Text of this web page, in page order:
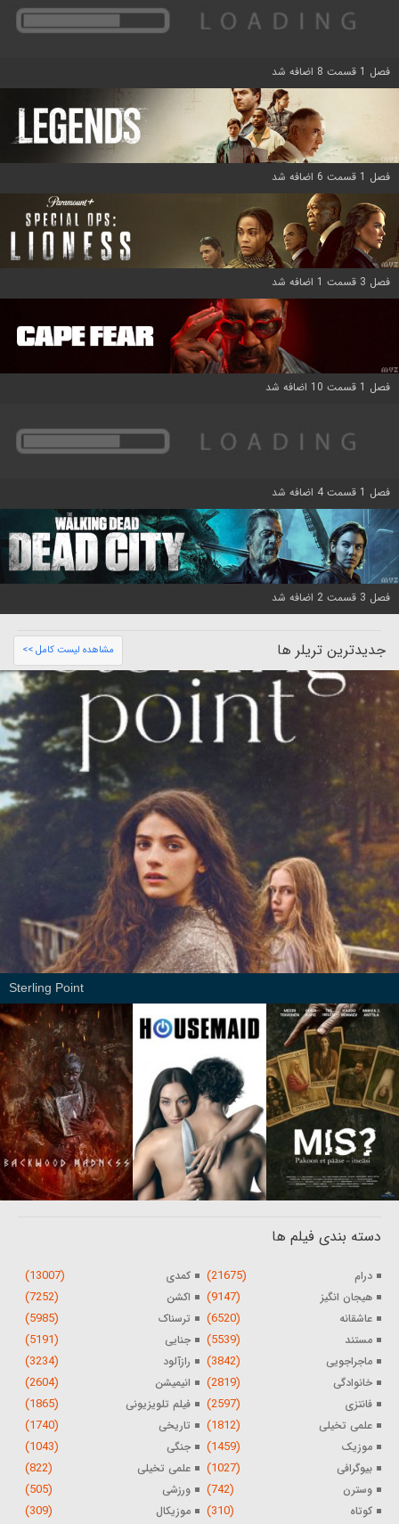
فصل 1 قسمت 8 اضافه شد
فصل 1 قسمت 6 اضافه شد
فصل 3 قسمت 1 اضافه شد
فصل 1 قسمت 10 اضافه شد
فصل 1 قسمت 4 اضافه شد
فصل 3 قسمت 2 اضافه شد
جدیدترین تریلر ها مشاهده لیست کامل >>
Sterling Point
دسته بندی فیلم ها
درام (21675) کمدی (13007)
هیجان انگیز (9147) اکشن (7252)
عاشقانه (6520) ترسناک (5985)
مستند (5539) جنایی (5191)
ماجراجویی (3842) رازآلود (3234)
خانوادگی (2819) انیمیشن (2604)
فانتزی (2597) فیلم تلویزیونی (1865)
علمی تخیلی (1812) تاریخی (1740)
موزیک (1459) جنگی (1043)
بیوگرافی (1027) علمی تخیلی (822)
وسترن (742) ورزشی (505)
کوتاه (310) موزیکال (309)